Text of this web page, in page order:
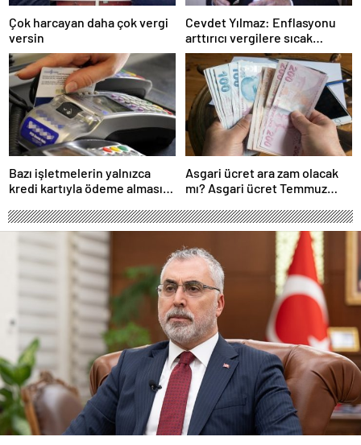
Çok harcayan daha çok vergi
versin
Cevdet Yılmaz: Enflasyonu
arttırıcı vergilere sıcak
bakmıyoruz ama…
Bazı işletmelerin yalnızca
kredi kartıyla ödeme alması
Asgari ücret ara zam olacak
mı? Asgari ücret Temmuz